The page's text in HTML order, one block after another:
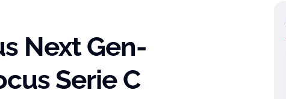
Next Gen-
Serie C